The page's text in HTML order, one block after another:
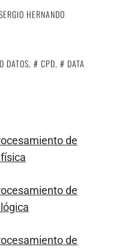
HERNANDO
DATOS, CPD,
DATA
de
de
de